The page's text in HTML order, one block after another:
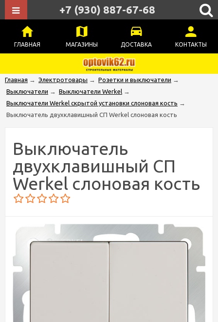
ГЛАВНАЯ МАГАЗИНЫ ДОСТАВКА КОНТАКТЫ
+7 (930) 887-67-68
Главная → Электротовары → Розетки и выключатели →
Выключатели → Выключатели Werkel →
Выключатели Werkel скрытой установки слоновая кость →
Выключатель двухклавишный СП Werkel слоновая кость
Выключатель
двухклавишный СП
Werkel слоновая кость